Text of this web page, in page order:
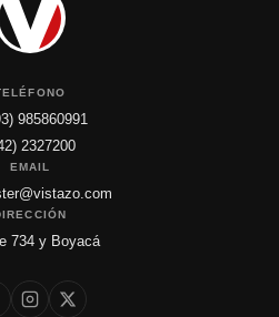
985860991
2327200
EMAIL
734 y Boyacá